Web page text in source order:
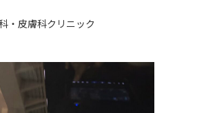
・皮膚科クリニック